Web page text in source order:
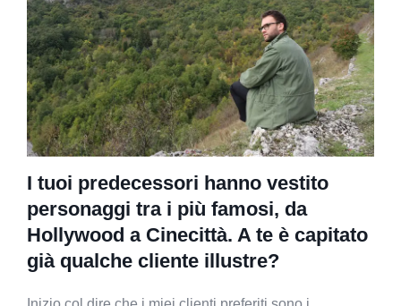
I tuoi predecessori hanno vestito
personaggi tra i più famosi, da
Hollywood a Cinecittà. A te è capitato
già qualche cliente illustre?